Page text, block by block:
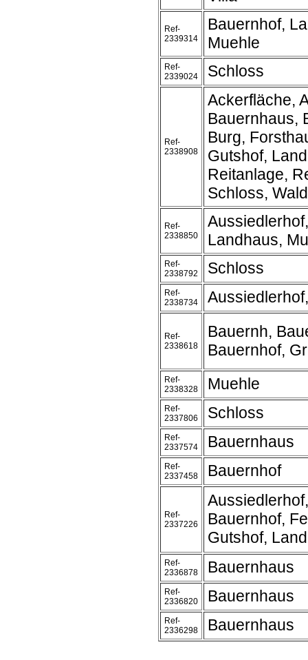
Ref-
2339314
Bauernhof,
Muehle
Ref-
2339024
Schloss
Ref-
2338908
Ackerfläche,
Bauernhaus,
Burg,
Gutshof,
Reitanlage,
Schloss, Wald
Ref-
2338850
Landhaus,
Ref-
2338792
Schloss
Ref-
2338734
Ref-
2338618
Bauernh,
Bauernhof,
Ref-
2338328
Muehle
Ref-
2337806
Schloss
Ref-
2337574
Bauernhaus
Ref-
2337458
Bauernhof
Ref-
2337226
Bauernhof,
Gutshof,
Ref-
2336878
Bauernhaus
Ref-
2336820
Bauernhaus
Ref-
2336298
Bauernhaus